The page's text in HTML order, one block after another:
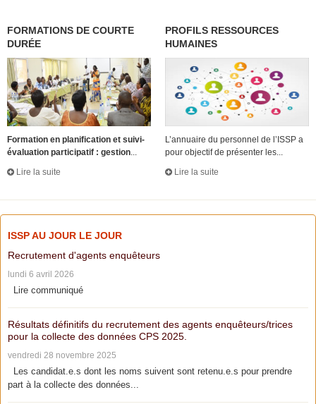
FORMATIONS DE COURTE
DURÉE
Formation en planification et suivi-
évaluation participatif : gestion...
Lire la suite
PROFILS RESSOURCES
HUMAINES
L’annuaire du personnel de l’ISSP a
pour objectif de présenter les...
Lire la suite
ISSP AU JOUR LE JOUR
Recrutement d'agents enquêteurs
lundi 6 avril 2026
Lire communiqué
Résultats définitifs du recrutement des agents enquêteurs/trices
pour la collecte des données CPS 2025.
vendredi 28 novembre 2025
Les candidat.e.s dont les noms suivent sont retenu.e.s pour prendre
part à la collecte des données...